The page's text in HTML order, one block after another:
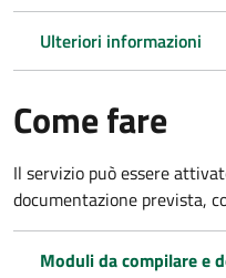
Ulteriori informazioni
Come fare
Il servizio può essere
documentazione prevista,
Moduli da compilare e